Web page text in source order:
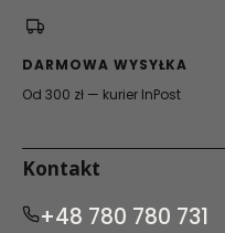
DARMOWA WYSYŁKA
Od 300 zł — kurier InPost
Kontakt
+48 780 780 731